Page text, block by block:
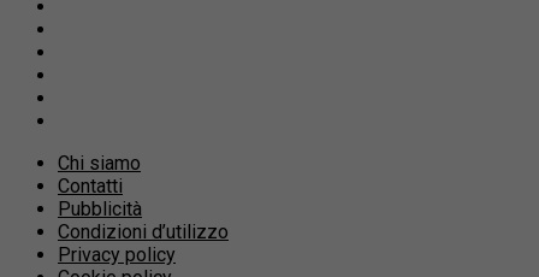
Chi siamo
Contatti
Pubblicità
Condizioni d’utilizzo
Privacy policy